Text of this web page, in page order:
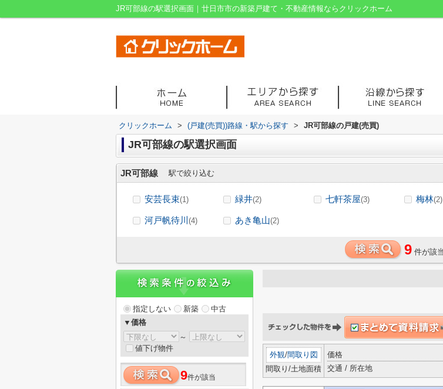
JR可部線の駅選択画面｜廿日市市の新築戸建て・不動産情報ならクリックホーム
クリックホーム > (戸建(売買))路線・駅から探す > JR可部線の戸建(売買)
JR可部線の駅選択画面
JR可部線 駅で絞り込む
安芸長束(1) 緑井(2) 七軒茶屋(3) 梅林(2)
河戸帆待川 (4) あき亀山(2)
9 件が該当
外観/間取り図
間取り/土地面積
価格
交通 / 所在地
指定しない 新築
中古
▼価格
～
値下げ物件
9件が該当